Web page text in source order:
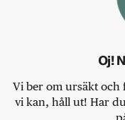
Oj!
Vi ber om ursäkt och
vi kan, håll ut! Har